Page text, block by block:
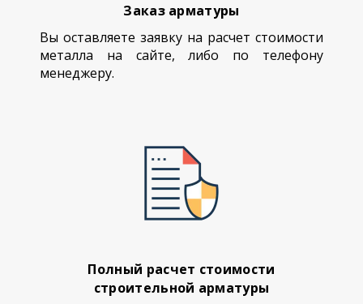
Заказ арматуры
Вы оставляете заявку на расчет стоимости
металла на сайте, либо по телефону
менеджеру.
Полный расчет стоимости
строительной арматуры